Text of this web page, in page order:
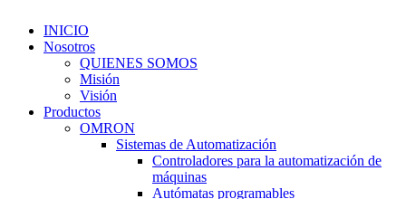
INICIO
Nosotros
QUIENES SOMOS
Misión
Visión
Productos
OMRON
Sistemas de Automatización
Controladores para la automatización de
máquinas
Autómatas programables